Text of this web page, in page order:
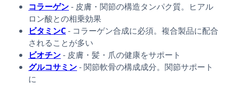
コラーゲン- 皮膚・関節の構造タンパク質。ヒアル
ロン酸との相乗効果
ビタミンC- コラーゲン合成に必須。複合製品に配合
されることが多い
ビオチン- 皮膚・髪・爪の健康をサポート
グルコサミン- 関節軟骨の構成成分。関節サポート
に